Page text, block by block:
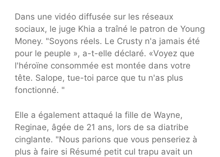
Dans une vidéo diffusée sur les réseaux
sociaux, le juge Khia a traîné le patron de Young
Money. "Soyons réels. Le Crusty n'a jamais été
pour le peuple », a-t-elle déclaré. «Voyez que
l'héroïne consommée est montée dans votre
tête. Salope, tue-toi parce que tu n'as plus
fonctionné. "
Elle a également attaqué la fille de Wayne,
Reginae, âgée de 21 ans, lors de sa diatribe
cinglante. "Nous parions que vous penseriez à
plus à faire si Résumé petit cul trapu avait un